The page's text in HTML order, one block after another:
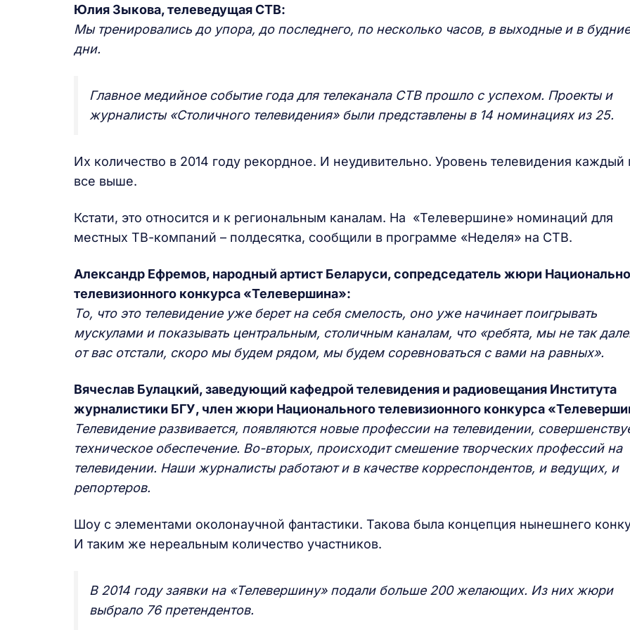
Юлия Зыкова, телеведущая СТВ:
Мы тренировались до упора, до последнего, по несколько часов, в выходные и в будние
дни.
Главное медийное событие года для телеканала СТВ прошло с успехом. Проекты и
журналисты «Столичного телевидения» были представлены в 14 номинациях из 25.
Их количество в 2014 году рекордное. И неудивительно. Уровень телевидения каждый
все выше.
Кстати, это относится и к региональным каналам. На «Телевершине» номинаций для
местных ТВ-компаний – полдесятка, сообщили в программе «Неделя» на СТВ.
Александр Ефремов, народный артист Беларуси, сопредседатель жюри
телевизионного конкурса «Телевершина»:
То, что это телевидение уже берет на себя смелость, оно уже начинает поигрывать
мускулами и показывать центральным, столичным каналам, что «ребята, мы не так
от вас отстали, скоро мы будем рядом, мы будем соревноваться с вами на равных».
Вячеслав Булацкий, заведующий кафедрой телевидения и радиовещания Института
журналистики БГУ, член жюри Национального телевизионного конкурса
Телевидение развивается, появляются новые профессии на телевидении,
техническое обеспечение. Во-вторых, происходит смешение творческих профессий на
телевидении. Наши журналисты работают и в качестве корреспондентов, и ведущих, и
репортеров.
Шоу с элементами околонаучной фантастики. Такова была концепция нынешнего
И таким же нереальным количество участников.
В 2014 году заявки на «Телевершину» подали больше 200 желающих. Из них жюри
выбрало 76 претендентов.